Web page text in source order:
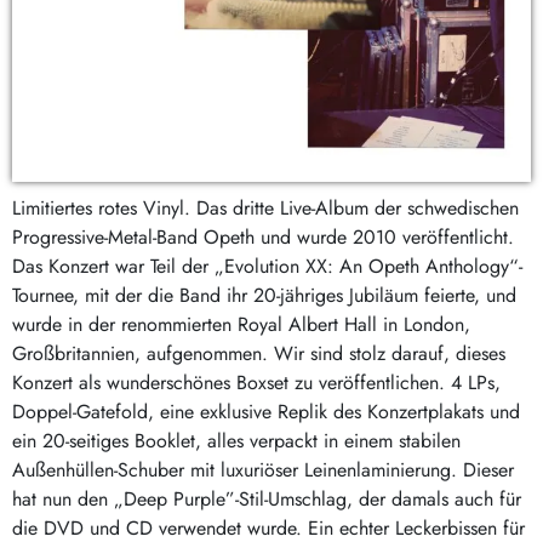
Limitiertes rotes Vinyl. Das dritte Live-Album der schwedischen
Progressive-Metal-Band Opeth und wurde 2010 veröffentlicht.
Das Konzert war Teil der „Evolution XX: An Opeth Anthology“-
Tournee, mit der die Band ihr 20-jähriges Jubiläum feierte, und
wurde in der renommierten Royal Albert Hall in London,
Großbritannien, aufgenommen. Wir sind stolz darauf, dieses
Konzert als wunderschönes Boxset zu veröffentlichen. 4 LPs,
Doppel-Gatefold, eine exklusive Replik des Konzertplakats und
ein 20-seitiges Booklet, alles verpackt in einem stabilen
Außenhüllen-Schuber mit luxuriöser Leinenlaminierung. Dieser
hat nun den „Deep Purple”-Stil-Umschlag, der damals auch für
die DVD und CD verwendet wurde. Ein echter Leckerbissen für